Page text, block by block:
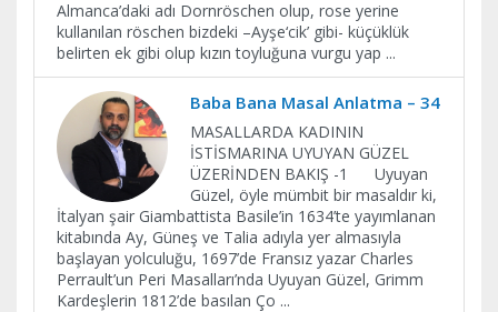
Almanca’daki adı Dornröschen olup, rose yerine
kullanılan röschen bizdeki –Ayşe‘cik’ gibi- küçüklük
belirten ek gibi olup kızın toyluğuna vurgu yap ...
Baba Bana Masal Anlatma – 34
MASALLARDA KADININ
İSTİSMARINA UYUYAN GÜZEL
ÜZERİNDEN BAKIŞ -1 Uyuyan
Güzel, öyle mümbit bir masaldır ki,
İtalyan şair Giambattista Basile’in 1634’te yayımlanan
kitabında Ay, Güneş ve Talia adıyla yer almasıyla
başlayan yolculuğu, 1697’de Fransız yazar Charles
Perrault’un Peri Masalları’nda Uyuyan Güzel, Grimm
Kardeşlerin 1812’de basılan Ço ...